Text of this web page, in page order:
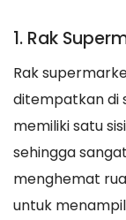
1. Rak
Rak
ditempatkan di
memiliki satu
sehingga
menghemat
untuk